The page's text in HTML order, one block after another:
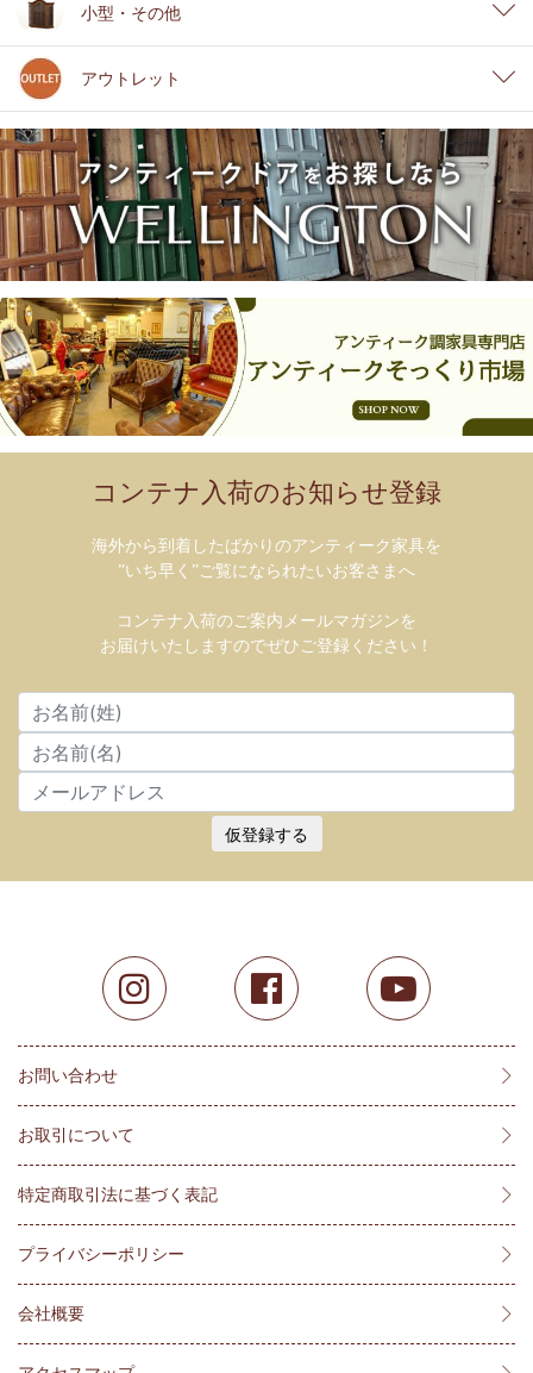
小型・その他
アウトレット
コンテナ入荷のお知らせ登録
海外から到着したばかりのアンティーク家具を
”いち早く”ご覧になられたいお客さまへ
コンテナ入荷のご案内メールマガジンを
お届けいたしますのでぜひご登録ください！
仮登録する
お問い合わせ
お取引について
特定商取引法に基づく表記
プライバシーポリシー
会社概要